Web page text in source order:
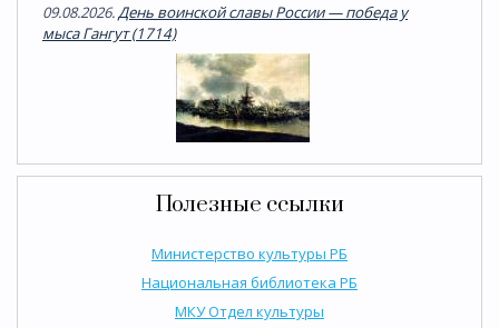
09.08.2026.День воинской славы России — победа у
мыса Гангут (1714)
Полезные ссылки
Министерство культуры РБ
Национальная библиотека РБ
МКУ Отдел культуры